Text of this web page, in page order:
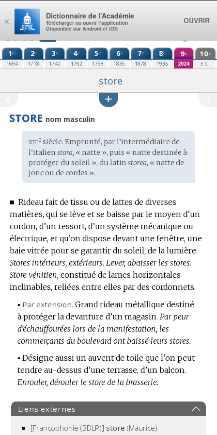
Aller au contenu
1re
1694
2e
1718
3e
1740
4e
1762
5e
1798
6e
1835
7e
1878
8e
1935
9e
2024
10e
E.C.
store
STORE nom masculin
Étymologie
:
xiiiesiècle. Emprunté, par l’intermédiaire de
l’italien stora, « natte », puis « natte destinée à
protéger du soleil », du latin storea, « natte de
jonc ou de cordes ».
■ Rideau fait de tissu ou de lattes de diverses
matières, qui se lève et se baisse par le moyen d’un
cordon, d’un ressort, d’un système mécanique ou
électrique, et qu’on dispose devant une fenêtre, une
baie vitrée pour se garantir du soleil, de la lumière.
Stores intérieurs, extérieurs. Lever, abaisser les stores.
Store vénitien, constitué de lames horizontales
inclinables, reliées entre elles par des cordonnets.
▪ Par extension. Grand rideau métallique destiné
à protéger la devanture d’un magasin. Par peur
d’échauffourées lors de la manifestation, les
commerçants du boulevard ont baissé leurs stores.
▪ Désigne aussi un auvent de toile que l’on peut
tendre au-dessus d’une terrasse, d’un balcon.
Enrouler, dérouler le store de la brasserie.
Liens externes
[Francophonie (BDLP)] store (Maurice)
×
Dictionnaire de l’Académie
Télécharger ou ouvrir l’application
Disponible sur Android et iOS
OUVRIR